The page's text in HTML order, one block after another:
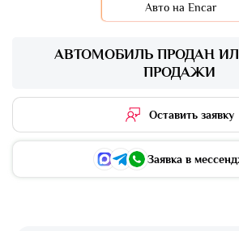
АВТОМОБИЛЬ ПРОДАН
ПРОДАЖИ
Оставить заявку
Заявка в
Авто на Encar